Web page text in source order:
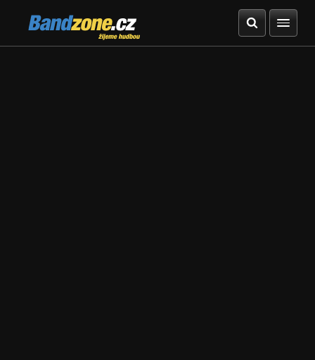
Bandzone.cz
žijeme hudbou